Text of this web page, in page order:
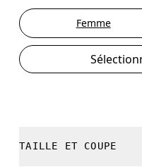
Femme
TAILLE ET COUPE